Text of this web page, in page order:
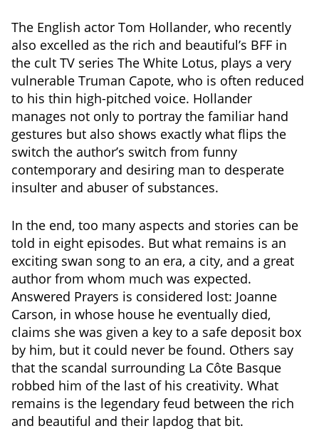
The English actor Tom Hollander, who recently
also excelled as the rich and beautiful’s BFF in
the cult TV series The White Lotus, plays a very
vulnerable Truman Capote, who is often reduced
to his thin high-pitched voice. Hollander
manages not only to portray the familiar hand
gestures but also shows exactly what flips the
switch the author’s switch from funny
contemporary and desiring man to desperate
insulter and abuser of substances.
In the end, too many aspects and stories can be
told in eight episodes. But what remains is an
exciting swan song to an era, a city, and a great
author from whom much was expected.
Answered Prayers is considered lost: Joanne
Carson, in whose house he eventually died,
claims she was given a key to a safe deposit box
by him, but it could never be found. Others say
that the scandal surrounding La Côte Basque
robbed him of the last of his creativity. What
remains is the legendary feud between the rich
and beautiful and their lapdog that bit.